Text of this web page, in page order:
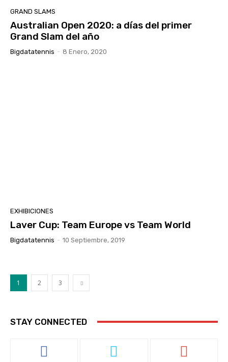
GRAND SLAMS
Australian Open 2020: a días del primer
Grand Slam del año
Bigdatatennis - 8 Enero, 2020
EXHIBICIONES
Laver Cup: Team Europe vs Team World
Bigdatatennis - 10 Septiembre, 2019
1 2 3
STAY CONNECTED